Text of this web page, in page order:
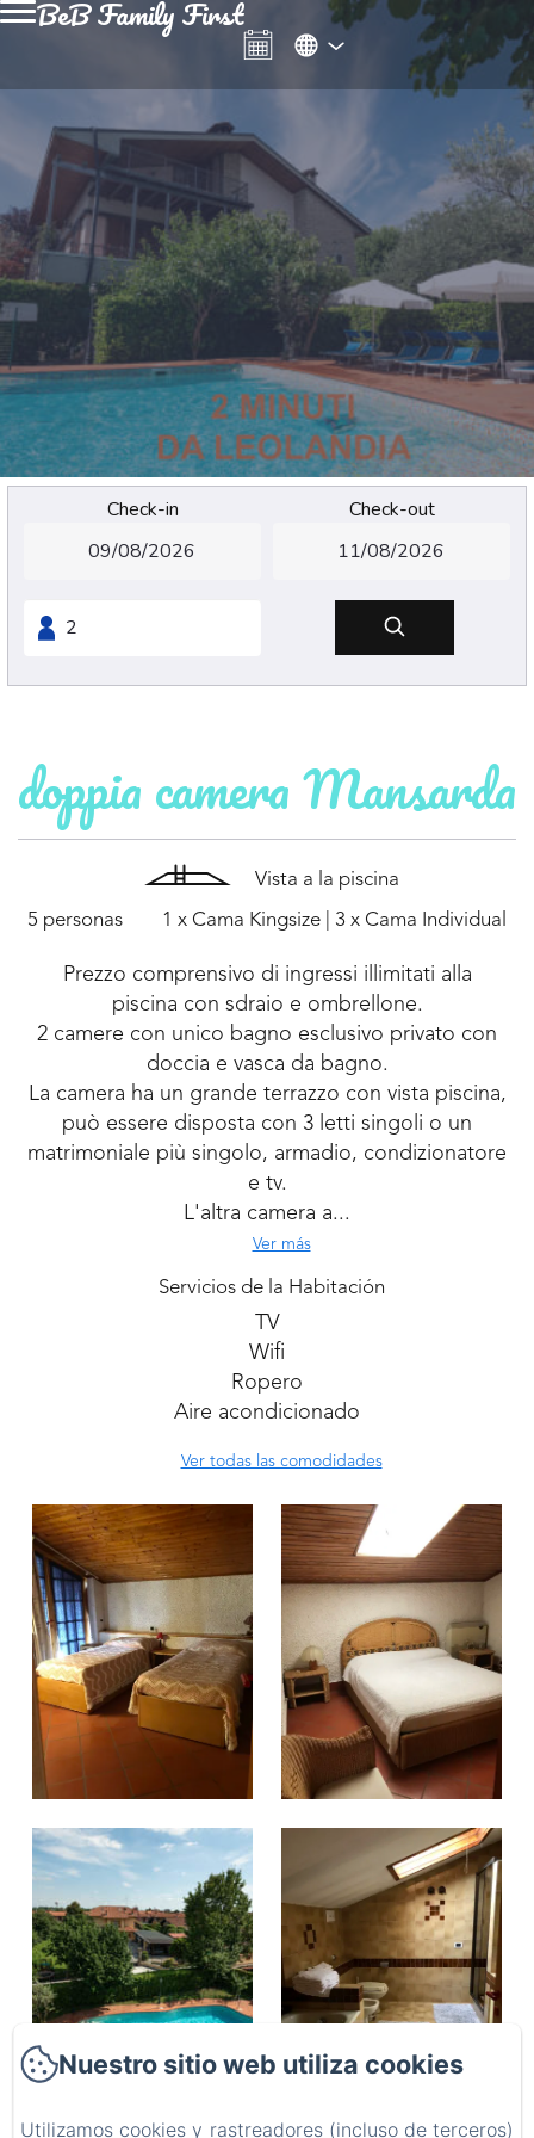
BeB Family First
Check-in Check-out
doppia camera Mansarda
Vista a la piscina
5 personas
1 x Cama Kingsize 3 x Cama Individual
Prezzo comprensivo di ingressi illimitati alla
piscina con sdraio e ombrellone.
2 camere con unico bagno esclusivo privato con
doccia e vasca da bagno.
La camera ha un grande terrazzo con vista piscina,
può essere disposta con 3 letti singoli o un
matrimoniale più singolo, armadio, condizionatore
e tv.
L'altra camera a...
Ver más
Servicios de la Habitación
TV
Wifi
Ropero
Aire acondicionado
Ver todas las comodidades
Nuestro sitio web utiliza cookies
Utilizamos cookies y rastreadores (incluso de terceros)